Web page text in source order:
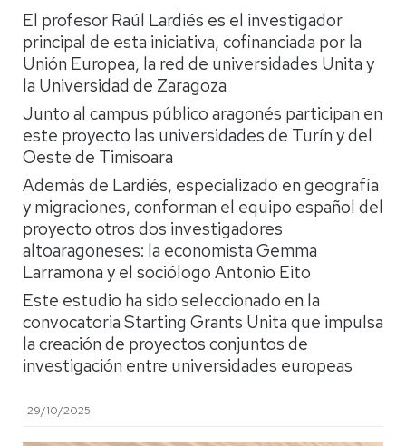
El profesor Raúl Lardiés es el investigador
principal de esta iniciativa, cofinanciada por la
Unión Europea, la red de universidades Unita y
la Universidad de Zaragoza
Junto al campus público aragonés participan en
este proyecto las universidades de Turín y del
Oeste de Timisoara
Además de Lardiés, especializado en geografía
y migraciones, conforman el equipo español del
proyecto otros dos investigadores
altoaragoneses: la economista Gemma
Larramona y el sociólogo Antonio Eito
Este estudio ha sido seleccionado en la
convocatoria Starting Grants Unita que impulsa
la creación de proyectos conjuntos de
investigación entre universidades europeas
29/10/2025